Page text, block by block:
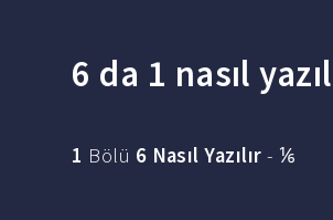
6 da 1 nasıl
1 Bölü 6 Nasıl Yazılır - ⅙